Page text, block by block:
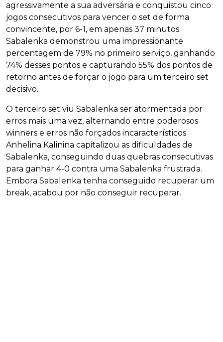
agressivamente a sua adversária e conquistou cinco
jogos consecutivos para vencer o set de forma
convincente, por 6-1, em apenas 37 minutos.
Sabalenka demonstrou uma impressionante
percentagem de 79% no primeiro serviço, ganhando
74% desses pontos e capturando 55% dos pontos de
retorno antes de forçar o jogo para um terceiro set
decisivo.
O terceiro set viu Sabalenka ser atormentada por
erros mais uma vez, alternando entre poderosos
winners e erros não forçados incaracterísticos.
Anhelina Kalinina capitalizou as dificuldades de
Sabalenka, conseguindo duas quebras consecutivas
para ganhar 4-0 contra uma Sabalenka frustrada.
Embora Sabalenka tenha conseguido recuperar um
break, acabou por não conseguir recuperar.